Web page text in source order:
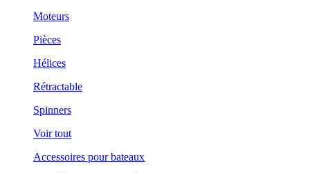
Moteurs
Pièces
Hélices
Rétractable
Spinners
Voir tout
Accessoires pour bateaux